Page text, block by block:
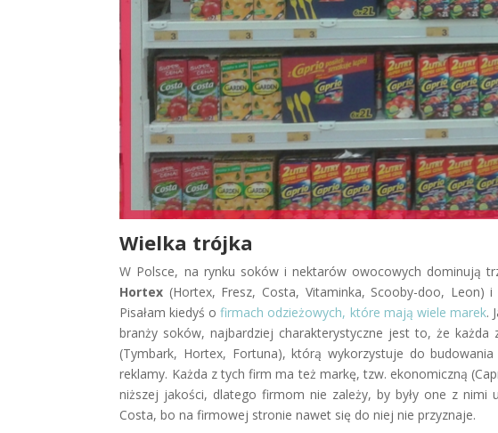
Wielka trójka
W Polsce, na rynku soków i nektarów owocowych dominują
Hortex (Hortex, Fresz, Costa, Vitaminka, Scooby-doo, Leon) i
Pisałam kiedyś ofirmach odzieżowych, które mają wiele marek.
branży soków, najbardziej charakterystyczne jest to, że
(Tymbark, Hortex, Fortuna), którą wykorzystuje do
reklamy. Każda z tych firm ma też markę, tzw. ekonomiczną
niższej jakości, dlatego firmom nie zależy, by były one z
Costa, bo na firmowej stronie nawet się do niej nie przyznaje.